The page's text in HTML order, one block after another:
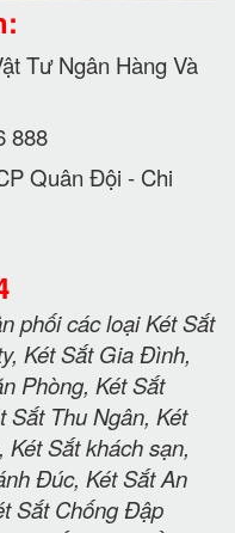
Tư Ngân Hàng Và
888
Quân Đội - Chi
phối các loại Két Sắt
Két Sắt Gia Đình,
Phòng, Két Sắt
Sắt Thu Ngân, Két
Sắt khách sạn,
Đúc, Két Sắt An
Sắt Chống Đập